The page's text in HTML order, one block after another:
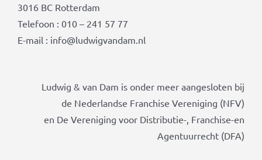
3016 BC Rotterdam
Telefoon : 010 – 241 57 77
E-mail : info@ludwigvandam.nl
Ludwig & van Dam is onder meer aangesloten bij
de Nederlandse Franchise Vereniging (NFV)
en De Vereniging voor Distributie-, Franchise-en
Agentuurrecht (DFA)